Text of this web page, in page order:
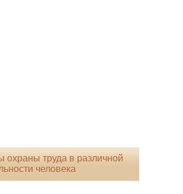
охраны труда в различной
человека